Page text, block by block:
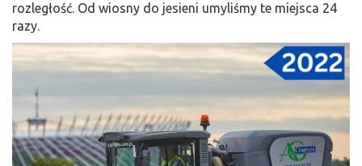
rozległość. Od wiosny do jesieni umyliśmy te miejsca 24
razy.